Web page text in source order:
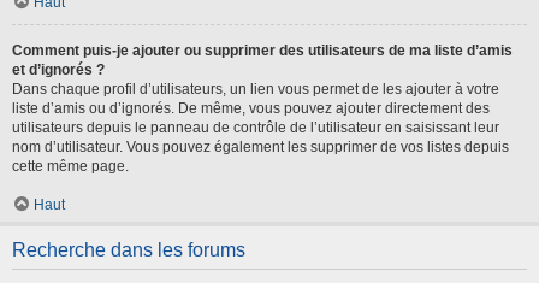
Comment puis-je ajouter ou supprimer des utilisateurs de ma liste d’amis
et d’ignorés ?
Dans chaque profil d’utilisateurs, un lien vous permet de les ajouter à votre
liste d’amis ou d’ignorés. De même, vous pouvez ajouter directement des
utilisateurs depuis le panneau de contrôle de l’utilisateur en saisissant leur
nom d’utilisateur. Vous pouvez également les supprimer de vos listes depuis
cette même page.
Haut
Recherche dans les forums